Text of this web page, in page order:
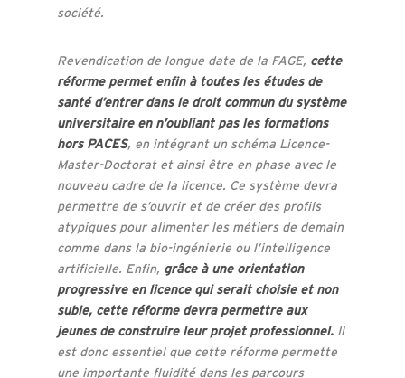
société.
Revendication de longue date de la FAGE, cette
réforme permet enfin à toutes les études de
santé d’entrer dans le droit commun du système
universitaire en n’oubliant pas les formations
hors PACES, en intégrant un schéma Licence-
Master-Doctorat et ainsi être en phase avec le
nouveau cadre de la licence. Ce système devra
permettre de s’ouvrir et de créer des profils
atypiques pour alimenter les métiers de demain
comme dans la bio-ingénierie ou l’intelligence
artificielle. Enfin, grâce à une orientation
progressive en licence qui serait choisie et non
subie, cette réforme devra permettre aux
jeunes de construire leur projet professionnel.Il
est donc essentiel que cette réforme permette
une importante fluidité dans les parcours